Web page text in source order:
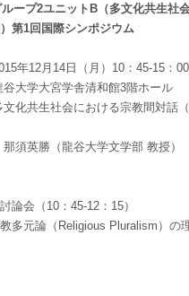
ープ2ユニットB（多文化共生社
第1回国際シンポジウム
年12月14日（月）10：45-15：00
大学大宮学舎清和館3階ホール
文化共生社会における宗教間対話
須英勝（龍谷大学文学部 教授）
論会（10：45-12：15）
多元論（Religious Pluralism）の